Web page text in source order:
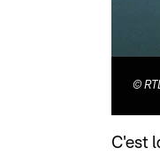
©
C'est